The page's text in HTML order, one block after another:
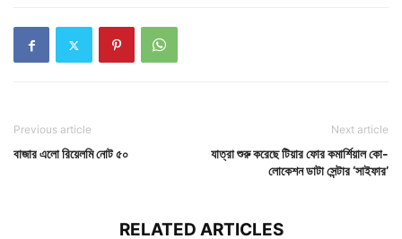
Previous article
বাজার এলো রিয়েলমি নোট ৫০
Next article
যাত্রা শুরু করেছে টিয়ার ফোর কমার্শিয়াল কো-
লোকেশন ডাটা সেন্টার ‘সাইফার’
RELATED ARTICLES